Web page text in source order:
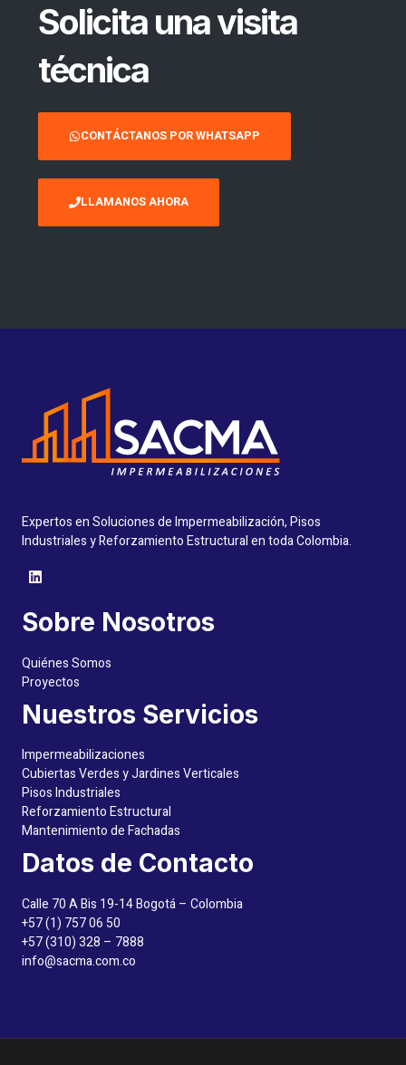
Solicita una visita
técnica
CONTÁCTANOS POR WHATSAPP
LLAMANOS AHORA
Expertos en Soluciones de Impermeabilización, Pisos
Industriales y Reforzamiento Estructural en toda Colombia.
Sobre Nosotros
Quiénes Somos
Proyectos
Nuestros Servicios
Impermeabilizaciones
Cubiertas Verdes y Jardines Verticales
Pisos Industriales
Reforzamiento Estructural
Mantenimiento de Fachadas
Datos de Contacto
Calle 70 A Bis 19-14 Bogotá – Colombia
+57 (1) 757 06 50
+57 (310) 328 – 7888
info@sacma.com.co